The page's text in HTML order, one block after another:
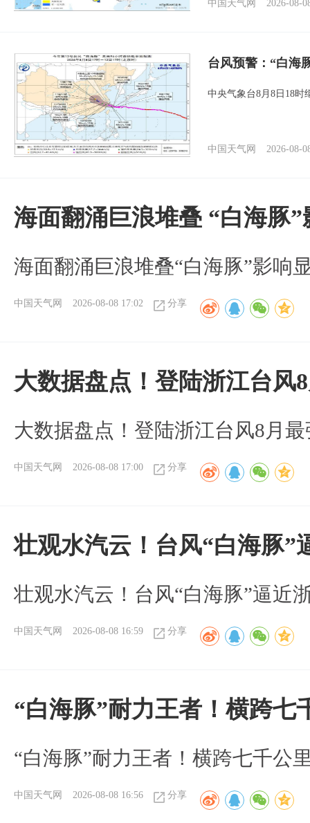
中国天气网 2026-08-
台风预警：“白海
中央气象台8月8日18时
中国天气网 2026-08-
海面翻涌巨浪堆叠 “白海豚”
海面翻涌巨浪堆叠“白海豚”影响
中国天气网 2026-08-08 17:02 分享
大数据盘点！登陆浙江台风
大数据盘点！登陆浙江台风8月
中国天气网 2026-08-08 17:00 分享
壮观水汽云！台风“白海豚”
壮观水汽云！台风“白海豚”逼近
中国天气网 2026-08-08 16:59 分享
“白海豚”耐力王者！横跨七
“白海豚”耐力王者！横跨七千公
中国天气网 2026-08-08 16:56 分享